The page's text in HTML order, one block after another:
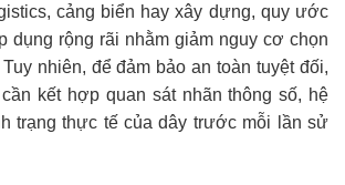
cảng biển hay xây dựng, quy ước
dụng rộng rãi nhằm giảm nguy cơ chọn
nhiên, để đảm bảo an toàn tuyệt đối,
kết hợp quan sát nhãn thông số, hệ
trạng thực tế của dây trước mỗi lần sử